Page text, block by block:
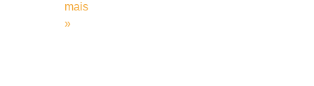
mais
»